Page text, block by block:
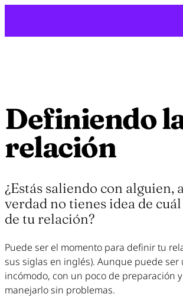
contenido
Definiendo
relación
¿Estás saliendo con alguien,
verdad no tienes idea de
de tu relación?
Puede ser el momento para definir tu
sus siglas en inglés). Aunque puede ser
incómodo, con un poco de preparación
manejarlo sin problemas.